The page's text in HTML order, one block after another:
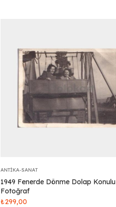
ANTIKA-SANAT
1949 Fenerde Dönme Dolap Konulu
Fotoğraf
₺299,00